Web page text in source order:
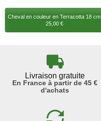
Cheval en couleur en Terracotta 18 cm
25,00 €
Livraison gratuite
En France à partir de 45 €
d'achats